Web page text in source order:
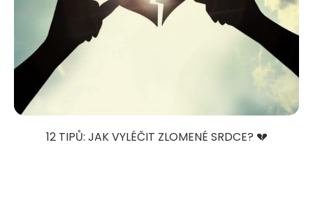
12 TIPŮ: JAK VYLÉČIT ZLOMENÉ SRDCE? 💔